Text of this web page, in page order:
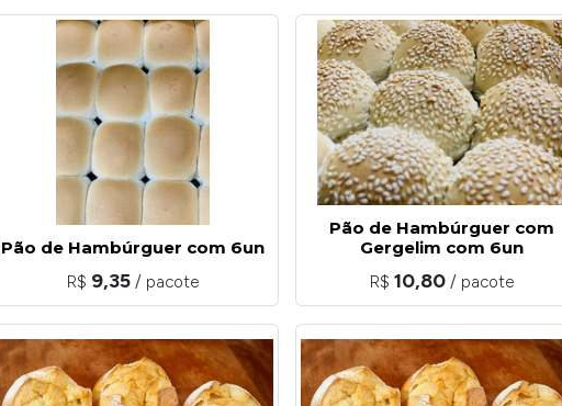
Pão de Hambúrguer com 6un
R$ 9,35 / pacote
Pão de Hambúrguer com
Gergelim com 6un
R$ 10,80 / pacote